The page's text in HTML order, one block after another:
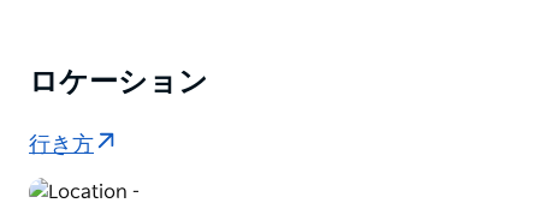
ロケーション
行き方